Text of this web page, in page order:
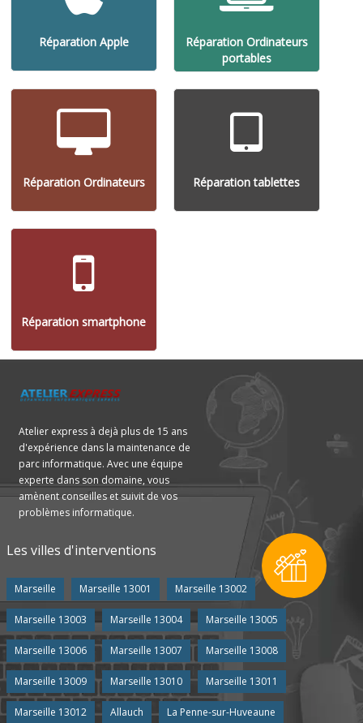
Réparation Apple
Réparation Ordinateurs
portables
Réparation Ordinateurs Réparation tablettes
Réparation smartphone
Atelier express à dejà plus de 15 ans
d'expérience dans la maintenance de
parc informatique. Avec une équipe
experte dans son domaine, vous
amènent conseilles et suivit de vos
problèmes informatique.
Les villes d'interventions
Marseille Marseille 13001 Marseille 13002
Marseille 13003 Marseille 13004 Marseille 13005
Marseille 13006 Marseille 13007 Marseille 13008
Marseille 13009 Marseille 13010 Marseille 13011
Marseille 13012 Allauch La Penne-sur-Huveaune